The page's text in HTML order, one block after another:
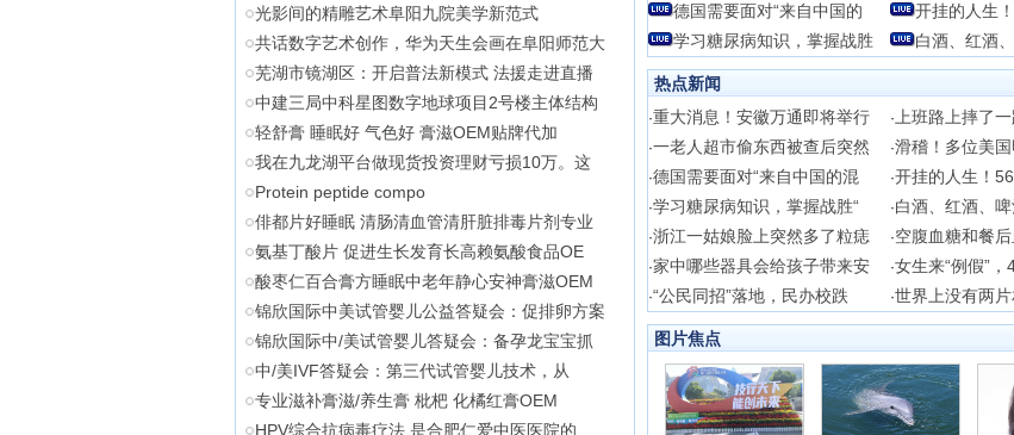
光影间的精雕艺术阜阳九院美学新范式
共话数字艺术创作，华为天生会画在阜阳师范大
芜湖市镜湖区：开启普法新模式 法援走进直播
中建三局中科星图数字地球项目2号楼主体结构
轻舒膏 睡眠好 气色好 膏滋OEM贴牌代加
我在九龙湖平台做现货投资理财亏损10万。这
Protein peptide compo
俳都片好睡眠 清肠清血管清肝脏排毒片剂专业
氨基丁酸片 促进生长发育长高赖氨酸食品OE
酸枣仁百合膏方睡眠中老年静心安神膏滋OEM
锦欣国际中美试管婴儿公益答疑会：促排卵方案
锦欣国际中/美试管婴儿答疑会：备孕龙宝宝抓
中/美IVF答疑会：第三代试管婴儿技术，从
专业滋补膏滋/养生膏 枇杷 化橘红膏OEM
HPV综合抗病毒疗法 是合肥仁爱中医医院的
德国需要面对“来自中国的
开挂的人生
学习糖尿病知识，掌握战胜
白酒、红酒
热点新闻
·重大消息！安徽万通即将举行 · 上班路上摔了
·一老人超市偷东西被查后突然 ·滑稽！多位美
·德国需要面对“来自中国的混 ·开挂的人生！
·学习糖尿病知识，掌握战胜“ ·白酒、红酒、
·浙江一姑娘脸上突然多了粒痣 ·空腹血糖和餐
·家中哪些器具会给孩子带来安 ·女生来“例假”
·“公民同招”落地，民办校跌 ·世界上没有两片
图片焦点